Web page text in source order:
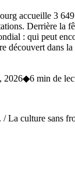
accueille 3 649
Derrière la
: qui peut
découvert dans
2026◆6 min de
La culture sans